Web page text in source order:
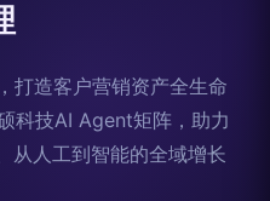
打造客户营销资产全生命
科技AI Agent矩阵，助力
从人工到智能的全域增长